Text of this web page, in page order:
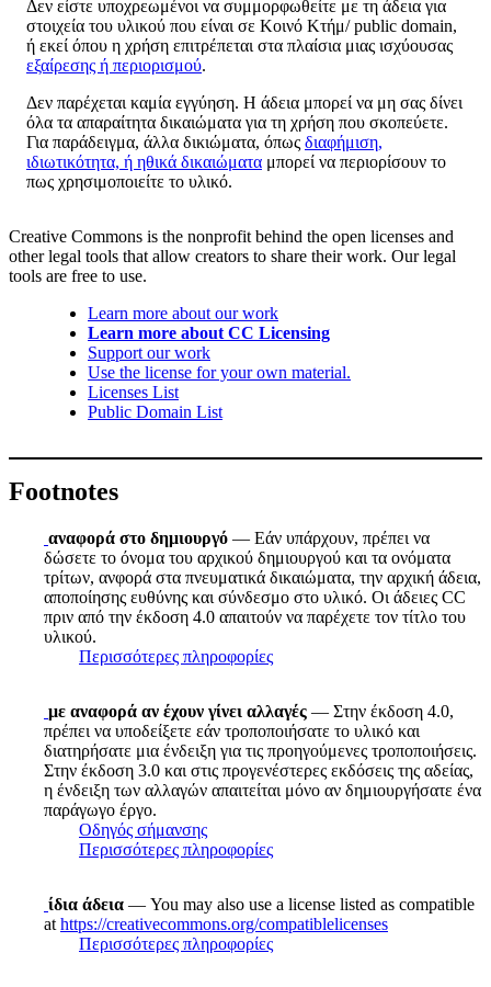
Δεν είστε υποχρεωμένοι να συμμορφωθείτε με τη άδεια για
στοιχεία του υλικού που είναι σε Κοινό Κτήμ/ public domain,
ή εκεί όπου η χρήση επιτρέπεται στα πλαίσια μιας ισχύουσας
εξαίρεσης ή περιορισμού.
Δεν παρέχεται καμία εγγύηση. Η άδεια μπορεί να μη σας δίνει
όλα τα απαραίτητα δικαιώματα για τη χρήση που σκοπεύετε.
Για παράδειγμα, άλλα δικιώματα, όπως διαφήμιση,
ιδιωτικότητα, ή ηθικά δικαιώματα μπορεί να περιορίσουν το
πως χρησιμοποιείτε το υλικό.
Creative Commons is the nonprofit behind the open licenses and
other legal tools that allow creators to share their work. Our legal
tools are free to use.
Learn more about our work
Learn more about CC Licensing
Support our work
Use the license for your own material.
Licenses List
Public Domain List
Footnotes
αναφορά στο δημιουργό — Εάν υπάρχουν, πρέπει να
δώσετε το όνομα του αρχικού δημιουργού και τα ονόματα
τρίτων, ανφορά στα πνευματικά δικαιώματα, την αρχική άδεια,
αποποίησης ευθύνης και σύνδεσμο στο υλικό. Οι άδειες CC
πριν από την έκδοση 4.0 απαιτούν να παρέχετε τον τίτλο του
υλικού.
Περισσότερες πληροφορίες
με αναφορά αν έχουν γίνει αλλαγές — Στην έκδοση 4.0,
πρέπει να υποδείξετε εάν τροποποιήσατε το υλικό και
διατηρήσατε μια ένδειξη για τις προηγούμενες τροποποιήσεις.
Στην έκδοση 3.0 και στις προγενέστερες εκδόσεις της αδείας,
η ένδειξη των αλλαγών απαιτείται μόνο αν δημιουργήσατε ένα
παράγωγο έργο.
Οδηγός σήμανσης
Περισσότερες πληροφορίες
ίδια άδεια — You may also use a license listed as compatible
at https://creativecommons.org/compatiblelicenses
Περισσότερες πληροφορίες